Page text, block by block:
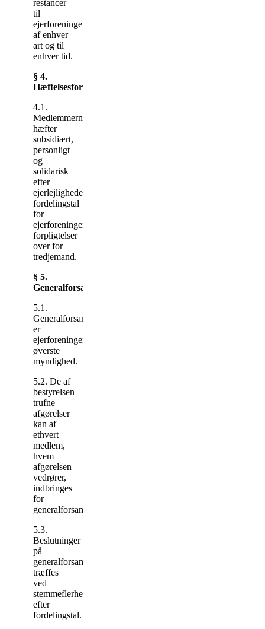
restancer
til
ejerforeningen
af enhver
art og til
enhver tid.
§ 4.
Hæftelsesforhold
4.1.
Medlemmerne
hæfter
subsidiært,
personligt
og
solidarisk
efter
ejerlejlighedens
fordelingstal
for
ejerforeningens
forpligtelser
over for
tredjemand.
§ 5.
Generalforsamlingen
5.1.
Generalforsamlingen
er
ejerforeningens
øverste
myndighed.
5.2. De af
bestyrelsen
trufne
afgørelser
kan af
ethvert
medlem,
hvem
afgørelsen
vedrører,
indbringes
for
generalforsamlingen.
5.3.
Beslutninger
på
generalforsamlingen
træffes
ved
stemmeflerhed
efter
fordelingstal.